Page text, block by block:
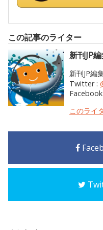
この記事のライター
新刊JP
新刊JP編
Twitter :
このライ